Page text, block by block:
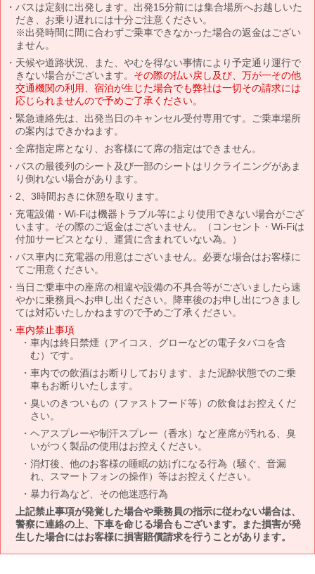
バスは定刻に出発します。出発15分前には集合場所へお越しいた
だき、お乗り遅れには十分ご注意ください。
※出発時間に間に合わずご乗車できなかった場合の返金はござい
ません。
天候や道路状況、また、やむを得ない事情により予定通り運行で
きない場合がございます。 その際の払い戻し及び、万が一その他
交通機関の利用、宿泊が生じた場合でも弊社は一切その請求には
応じられませんので予めご了承ください。
緊急連絡先は、出発当日のキャンセル受付専用です。ご乗車場所
の案内はできかねます。
全席指定席となり、お客様にて席の指定はできません。
バスの最後列のシート及び一部のシートはリクライニングがあま
り倒れない場合があります。
2、3時間おきに休憩を取ります。
充電設備・Wi-Fiは機器トラブル等により使用できない場合がござ
います。その際のご返金はございません。（コンセント・Wi-Fiは
付加サービスとなり、運賃に含まれていない為。）
バス車内に充電器の用意はございません。必要な場合はお客様に
てご用意ください。
当日ご乗車中の座席の相違や設備の不具合等がございましたら速
やかに乗務員へお申し出ください。降車後のお申し出につきまし
ては対応いたしかねますので予めご了承ください。
車内禁止事項
車内は終日禁煙（アイコス、グローなどの電子タバコを含
む）です。
車内での飲酒はお断りしております、また泥酔状態でのご乗
車もお断りいたします。
臭いのきついもの（ファストフード等）の飲食はお控えくだ
さい。
ヘアスプレーや制汗スプレー（香水）など座席が汚れる、臭
いがつく製品の使用はお控えください。
消灯後、他のお客様の睡眠の妨げになる行為（騒ぐ、音漏
れ、スマートフォンの操作）等はお控えください。
暴力行為など、その他迷惑行為
上記禁止事項が発覚した場合や乗務員の指示に従わない場合は、
警察に連絡の上、下車を命じる場合もございます。また損害が発
生した場合にはお客様に損害賠償請求を行うことがあります。